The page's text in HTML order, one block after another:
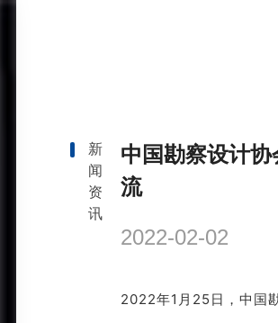
国家重点工程
新
闻
资
讯
中国勘察设计
流
2022-02-02
2022年1月25日，中国